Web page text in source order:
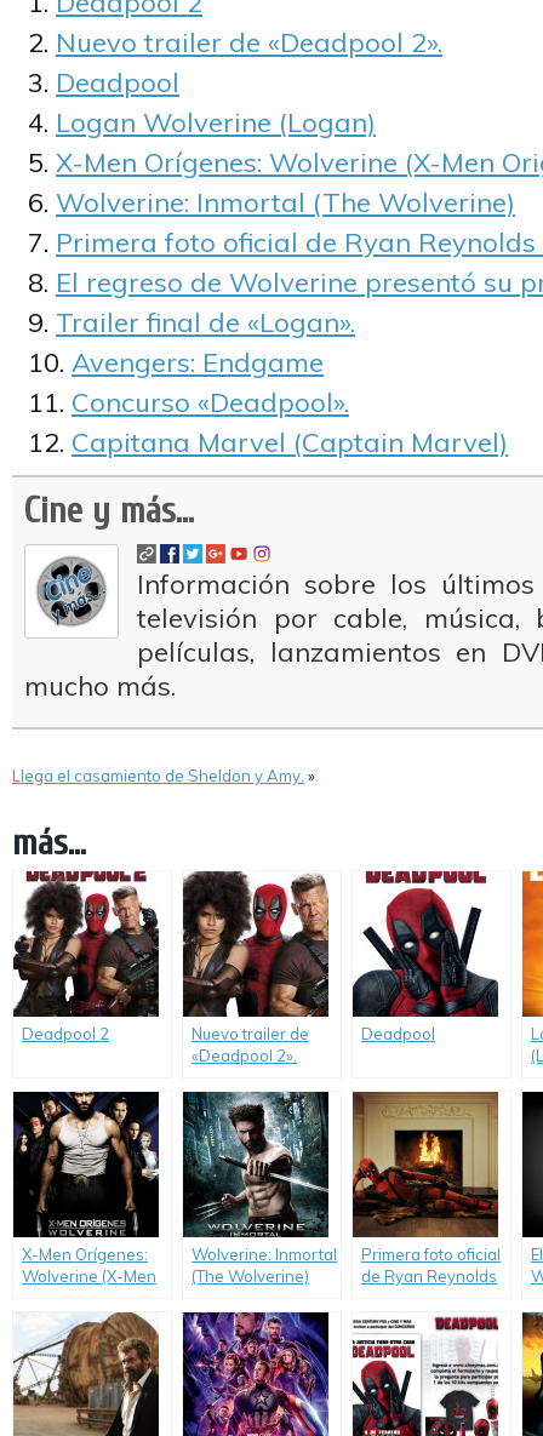
Nuevo trailer de «Deadpool 2».
Deadpool
Logan Wolverine (Logan)
X-Men Orígenes: Wolverine (X-Men
Wolverine: Inmortal (The Wolverine)
Primera foto oficial de Ryan
El regreso de Wolverine presentó su
Trailer final de «Logan».
Avengers: Endgame
Concurso «Deadpool».
Capitana Marvel (Captain Marvel)
Cine y más...
Información sobre los
televisión por cable, música,
películas, lanzamientos en
mucho más.
Llega el casamiento de Sheldon y Amy. »
más...
Deadpool 2
Nuevo trailer de
«Deadpool 2».
Deadpool
X-Men Orígenes:
Wolverine (X-Men
Wolverine: Inmortal
(The Wolverine)
Primera foto oficial
de Ryan Reynolds